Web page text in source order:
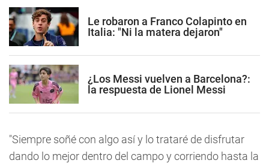
Le robaron a Franco Colapinto en
Italia: "Ni la matera dejaron"
¿Los Messi vuelven a Barcelona?:
la respuesta de Lionel Messi
"Siempre soñé con algo así y lo trataré de disfrutar
dando lo mejor dentro del campo y corriendo hasta la